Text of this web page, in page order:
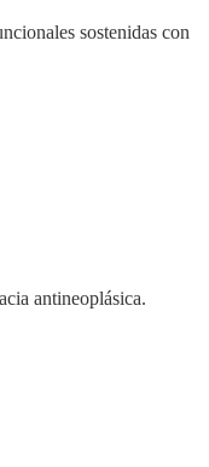
sostenidas con
antineoplásica.